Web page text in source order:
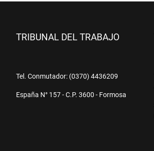
TRIBUNAL DEL TRABAJO
Tel. Conmutador: (0370) 4436209
España N° 157 - C.P. 3600 - Formosa